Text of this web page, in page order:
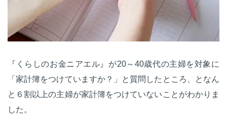
『くらしのお金ニアエル』が20～40歳代の主婦を対象に
「家計簿をつけていますか？」と質問したところ、となん
と６割以上の主婦が家計簿をつけていないことがわかりま
した。